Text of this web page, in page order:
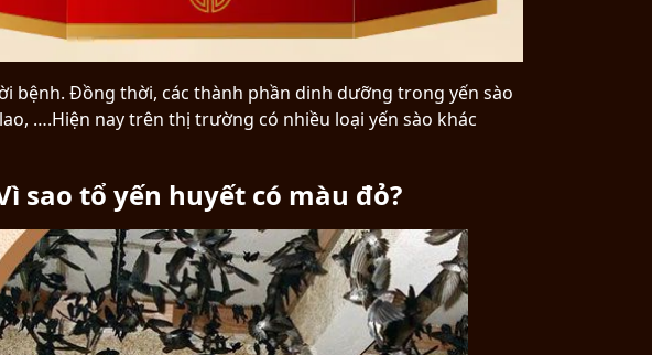
bệnh. Đồng thời, các thành phần dinh dưỡng trong yến sào
….Hiện nay trên thị trường có nhiều loại yến sào khác
sao tổ yến huyết có màu đỏ?